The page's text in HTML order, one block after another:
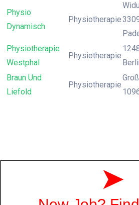
Physio
Dynamisch
Physiotherapie
Physiotherapie
Westphal
Physiotherapie
Braun Und
Liefold
Physiotherapie